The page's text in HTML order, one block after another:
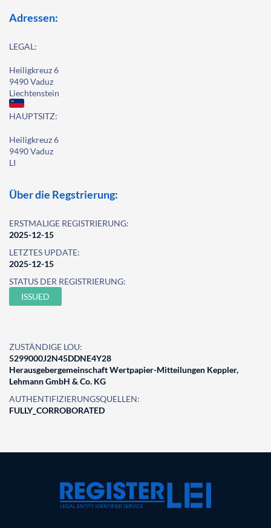
Adressen:
LEGAL:
Heiligkreuz 6
9490 Vaduz
Liechtenstein
HAUPTSITZ:
Heiligkreuz 6
9490 Vaduz
LI
Über die Regstrierung:
ERSTMALIGE REGISTRIERUNG:
2025-12-15
LETZTES UPDATE:
2025-12-15
STATUS DER REGISTRIERUNG:
ISSUED
ZUSTÄNDIGE LOU:
5299000J2N45DDNE4Y28
Herausgebergemeinschaft Wertpapier-Mitteilungen Keppler,
Lehmann GmbH & Co. KG
AUTHENTIFIZIERUNGSQUELLEN:
FULLY_CORROBORATED